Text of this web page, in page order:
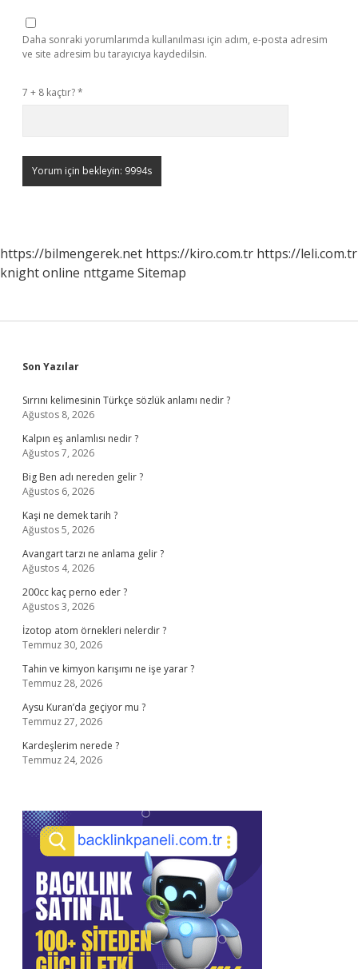
Daha sonraki yorumlarımda kullanılması için adım, e-posta adresim
ve site adresim bu tarayıcıya kaydedilsin.
7 + 8 kaçtır?*
https://bilmengerek.net https://kiro.com.tr https://leli.com.tr
knight online nttgame Sitemap
Sidebar
Son Yazılar
Sırrını kelimesinin Türkçe sözlük anlamı nedir ?
Ağustos 8, 2026
Kalpın eş anlamlısı nedir ?
Ağustos 7, 2026
Big Ben adı nereden gelir ?
Ağustos 6, 2026
Kaşi ne demek tarih ?
Ağustos 5, 2026
Avangart tarzı ne anlama gelir ?
Ağustos 4, 2026
200cc kaç perno eder ?
Ağustos 3, 2026
İzotop atom örnekleri nelerdir ?
Temmuz 30, 2026
Tahin ve kimyon karışımı ne işe yarar ?
Temmuz 28, 2026
Aysu Kuran’da geçiyor mu ?
Temmuz 27, 2026
Kardeşlerim nerede ?
Temmuz 24, 2026